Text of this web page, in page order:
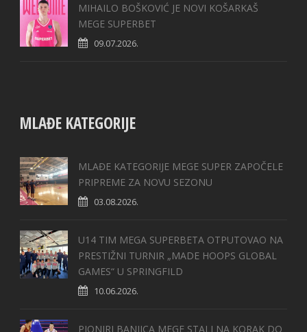
MIHAILO BOŠKOVIĆ JE NOVI KOŠARKAŠ
MEGE SUPERBET
09.07.2026.
MLAĐE KATEGORIJE
MLAĐE KATEGORIJE MEGE SUPER ZAPOČELE
PRIPREME ZA NOVU SEZONU
03.08.2026.
U14 TIM MEGA SUPERBETA OTPUTOVAO NA
PRESTIŽNI TURNIR „MADE HOOPS GLOBAL
GAMES“ U SPRINGFILD
10.06.2026.
PIONIRI BANJICA MEGE STALI NA KORAK DO